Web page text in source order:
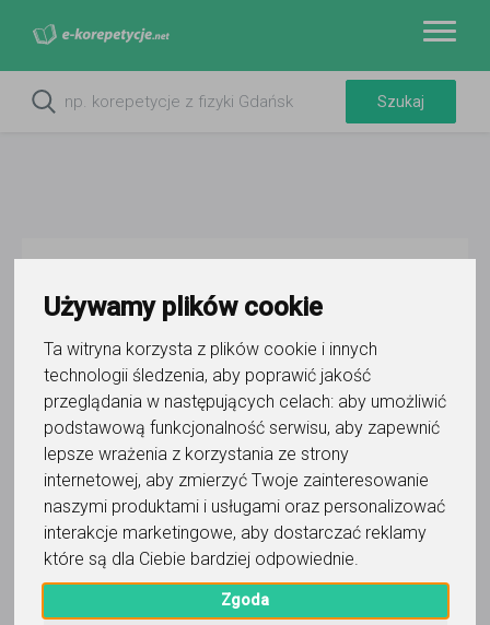
Używamy plików cookie
Ta witryna korzysta z plików cookie i innych
technologii śledzenia, aby poprawić jakość
przeglądania w następujących celach: aby umożliwić
podstawową funkcjonalność serwisu, aby zapewnić
lepsze wrażenia z korzystania ze strony
internetowej, aby zmierzyć Twoje zainteresowanie
naszymi produktami i usługami oraz personalizować
interakcje marketingowe, aby dostarczać reklamy
które są dla Ciebie bardziej odpowiednie.
Zgoda
Oznacz wystąpienie kontaktu
Aleksandra Miernik
Wyślij wiadomość
Ostatnia aktywność:
5 dni temu